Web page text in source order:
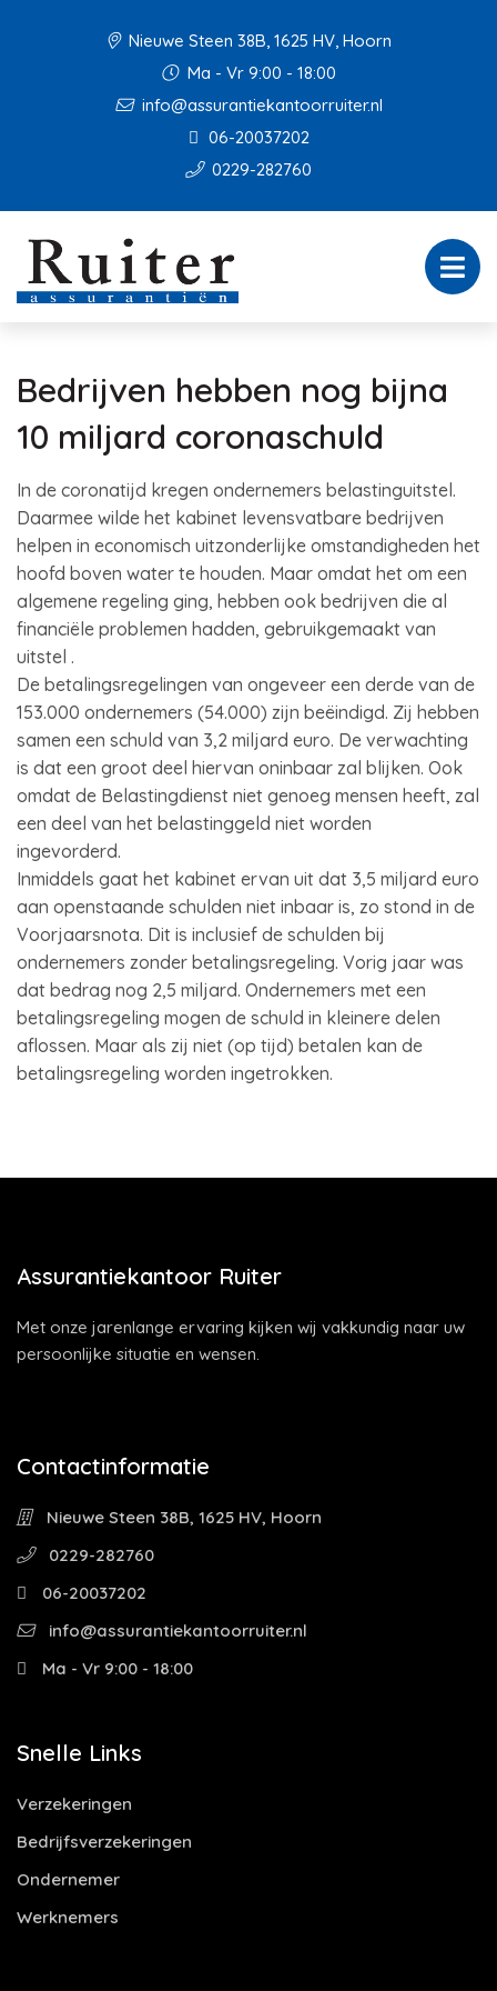
Nieuwe Steen 38B, 1625 HV, Hoorn
Ma - Vr 9:00 - 18:00
info@assurantiekantoorruiter.nl
06-20037202
0229-282760
Bedrijven hebben nog bijna
10 miljard coronaschuld
In de coronatijd kregen ondernemers belastinguitstel.
Daarmee wilde het kabinet levensvatbare bedrijven
helpen in economisch uitzonderlijke omstandigheden het
hoofd boven water te houden. Maar omdat het om een
algemene regeling ging, hebben ook bedrijven die al
financiële problemen hadden, gebruikgemaakt van
uitstel .
De betalingsregelingen van ongeveer een derde van de
153.000 ondernemers (54.000) zijn beëindigd. Zij hebben
samen een schuld van 3,2 miljard euro. De verwachting
is dat een groot deel hiervan oninbaar zal blijken. Ook
omdat de Belastingdienst niet genoeg mensen heeft, zal
een deel van het belastinggeld niet worden
ingevorderd.
Inmiddels gaat het kabinet ervan uit dat 3,5 miljard euro
aan openstaande schulden niet inbaar is, zo stond in de
Voorjaarsnota. Dit is inclusief de schulden bij
ondernemers zonder betalingsregeling. Vorig jaar was
dat bedrag nog 2,5 miljard. Ondernemers met een
betalingsregeling mogen de schuld in kleinere delen
aflossen. Maar als zij niet (op tijd) betalen kan de
betalingsregeling worden ingetrokken.
Assurantiekantoor Ruiter
Met onze jarenlange ervaring kijken wij vakkundig naar uw
persoonlijke situatie en wensen.
Contactinformatie
Nieuwe Steen 38B, 1625 HV, Hoorn
0229-282760
06-20037202
info@assurantiekantoorruiter.nl
Ma - Vr 9:00 - 18:00
Snelle Links
Verzekeringen
Bedrijfsverzekeringen
Ondernemer
Werknemers